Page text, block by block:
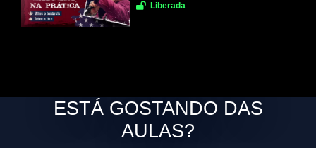
Liberada
ESTÁ GOSTANDO DAS
AULAS?